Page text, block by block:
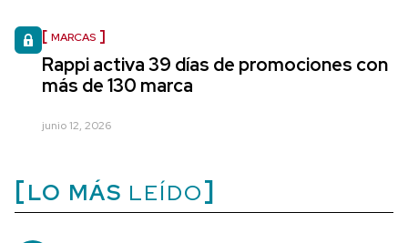
MARCAS
Rappi activa 39 días de promociones con
más de 130 marca
junio 12, 2026
LO MÁS LEÍDO